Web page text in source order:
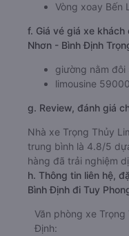
Vòng xoay Bến
f. Giá vé giá xe
Nhơn - Bình Định
giường nằm
limousine
g. Review, đánh giá
Nhà xe Trọng Thủy
trung bình là 4.8/5
hàng đã trải nghiệm
h. Thông tin liên hệ,
Bình Định đi Tuy
Văn phòng xe Trọng
Định: